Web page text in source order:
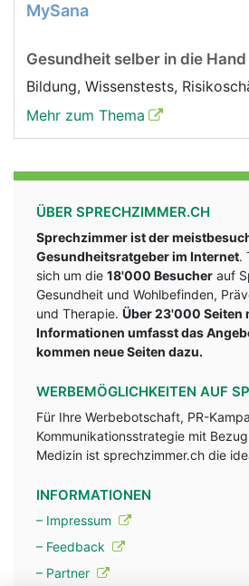
MySana
Gesundheit selber in die
Bildung, Wissenstests,
Mehr zum Thema
ÜBER SPRECHZIMMER.CH
Sprechzimmer ist der
Gesundheitsratgeber im Internet.
sich um die 18'000 Besucher auf
Gesundheit und Wohlbefinden,
und Therapie. Über 23'000 Seiten
Informationen umfasst das
kommen neue Seiten dazu.
WERBEMÖGLICHKEITEN AUF
Für Ihre Werbebotschaft, PR-
Kommunikationsstrategie mit
Medizin ist sprechzimmer.ch die
INFORMATIONEN
– Impressum
– Feedback
– Partner